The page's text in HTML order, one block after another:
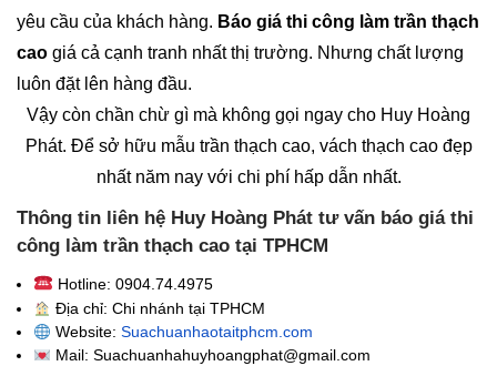
yêu cầu của khách hàng. Báo giá thi công làm trần thạch
cao giá cả cạnh tranh nhất thị trường. Nhưng chất lượng
luôn đặt lên hàng đầu.
Vậy còn chần chừ gì mà không gọi ngay cho Huy Hoàng
Phát. Để sở hữu mẫu trần thạch cao, vách thạch cao đẹp
nhất năm nay với chi phí hấp dẫn nhất.
Thông tin liên hệ Huy Hoàng Phát tư vấn báo giá thi
công làm trần thạch cao tại TPHCM
Hotline: 0904.74.4975
Địa chỉ: Chi nhánh tại TPHCM
Website: Suachuanhaotaitphcm.com
Mail: Suachuanhahuyhoangphat@gmail.com